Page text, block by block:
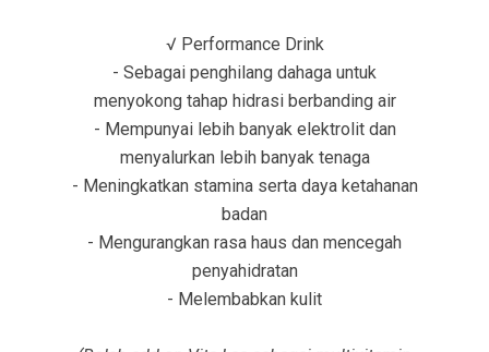
√ Performance Drink
- Sebagai penghilang dahaga untuk
menyokong tahap hidrasi berbanding air
- Mempunyai lebih banyak elektrolit dan
menyalurkan lebih banyak tenaga
- Meningkatkan stamina serta daya ketahanan
badan
- Mengurangkan rasa haus dan mencegah
penyahidratan
- Melembabkan kulit